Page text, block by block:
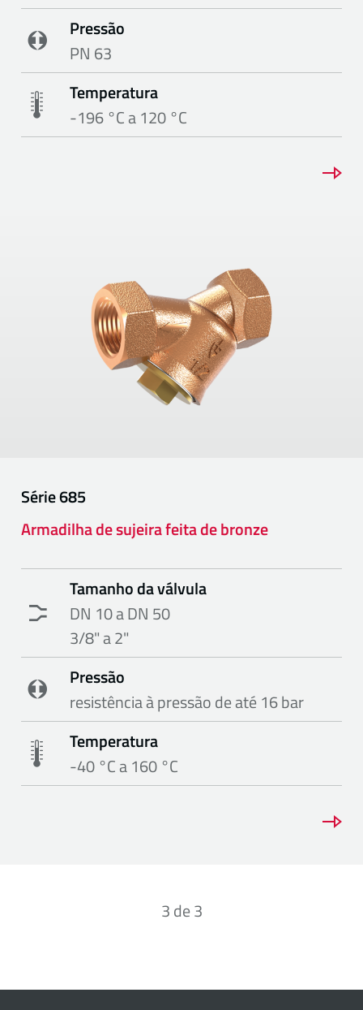
Pressão
PN 63
Temperatura
-196 °C a 120 °C
Série685
Armadilha de sujeira feita de bronze
Tamanho da válvula
DN 10 a DN 50
3/8" a 2"
Pressão
resistência à pressão de até 16 bar
Temperatura
-40 °C a 160 °C
3de3